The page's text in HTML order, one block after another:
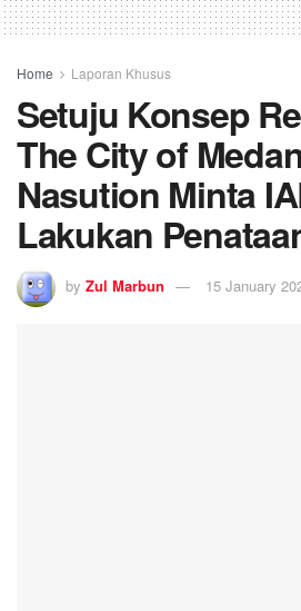
Home Laporan Khusus
Setuju Konsep
The City of
Nasution Minta
Lakukan
by Zul Marbun 15 January